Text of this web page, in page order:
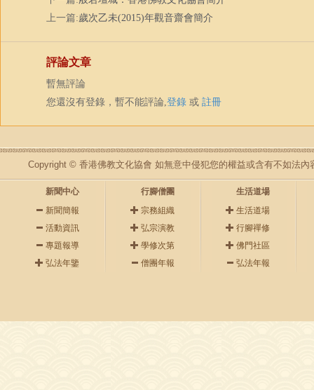
上一篇:歲次乙未(2015)年觀音齋會簡介
評論文章
暫無評論
您還沒有登錄，暫不能評論,登錄 或 註冊
Copyright © 香港佛教文化協會 如無意中侵犯您的權益或含有不如法內
新聞中心
新聞簡報
活動資訊
專題報導
弘法年鑒
行腳僧團
宗務組織
弘宗演教
學修次第
僧團年報
生活道場
生活道場
行腳禪修
佛門社區
弘法年報